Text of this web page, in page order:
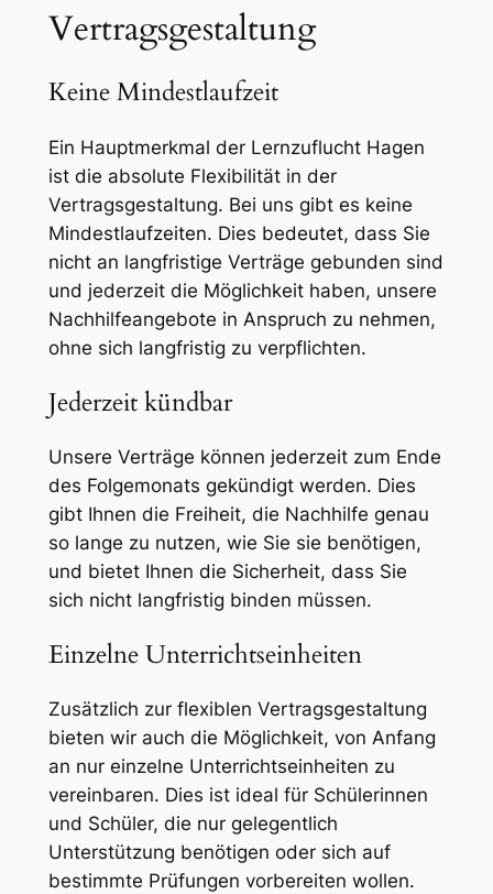
Vertragsgestaltung
Keine Mindestlaufzeit
Ein Hauptmerkmal der Lernzuflucht Hagen
ist die absolute Flexibilität in der
Vertragsgestaltung. Bei uns gibt es keine
Mindestlaufzeiten. Dies bedeutet, dass Sie
nicht an langfristige Verträge gebunden sind
und jederzeit die Möglichkeit haben, unsere
Nachhilfeangebote in Anspruch zu nehmen,
ohne sich langfristig zu verpflichten.
Jederzeit kündbar
Unsere Verträge können jederzeit zum Ende
des Folgemonats gekündigt werden. Dies
gibt Ihnen die Freiheit, die Nachhilfe genau
so lange zu nutzen, wie Sie sie benötigen,
und bietet Ihnen die Sicherheit, dass Sie
sich nicht langfristig binden müssen.
Einzelne Unterrichtseinheiten
Zusätzlich zur flexiblen Vertragsgestaltung
bieten wir auch die Möglichkeit, von Anfang
an nur einzelne Unterrichtseinheiten zu
vereinbaren. Dies ist ideal für Schülerinnen
und Schüler, die nur gelegentlich
Unterstützung benötigen oder sich auf
bestimmte Prüfungen vorbereiten wollen.